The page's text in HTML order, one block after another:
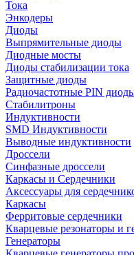
Тока
Энкодеры
Диоды
Выпрямительные диоды
Диодные мосты
Диоды стабилизации тока
Защитные диоды
Радиочастотные PIN
Стабилитроны
Индуктивности
SMD Индуктивности
Выводные индуктивности
Дроссели
Синфазные дроссели
Каркасы и Сердечники
Аксессуары для
Каркасы
Ферритовые сердечники
Кварцевые резонаторы и
Генераторы